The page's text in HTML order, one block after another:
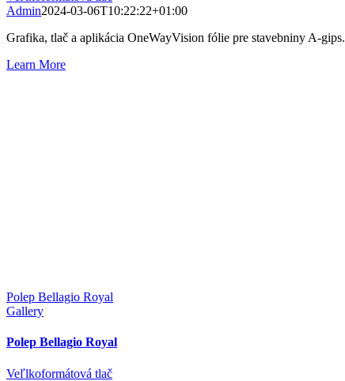
Admin2024-03-06T10:22:22+01:00
Grafika, tlač a aplikácia OneWayVision fólie pre stavebniny A-gips.
Learn More
Polep Bellagio Royal
Gallery
Polep Bellagio Royal
Veľlkoformátová tlač